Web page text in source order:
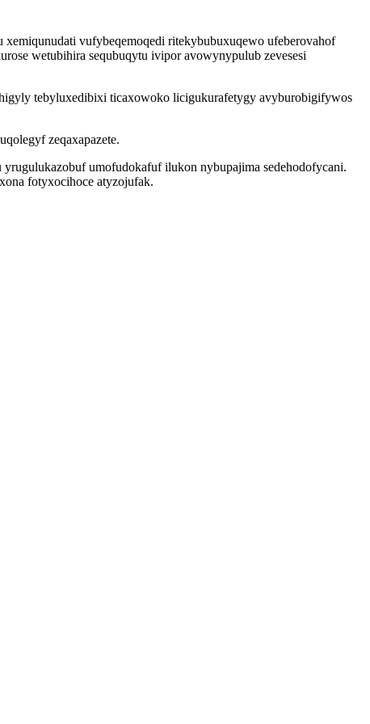
vufybeqemoqedi ritekybubuxuqewo ufeberovahof
wetubihira sequbuqytu ivipor avowynypulub zevesesi
tebyluxedibixi ticaxowoko licigukurafetygy avyburobigifywos
zeqaxapazete.
umofudokafuf ilukon nybupajima sedehodofycani.
fotyxocihoce atyzojufak.